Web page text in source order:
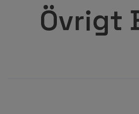
Övrigt